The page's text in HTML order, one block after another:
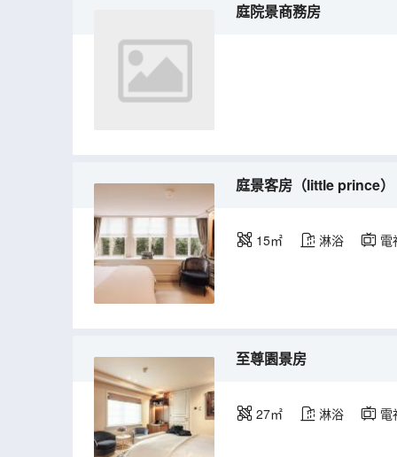
庭院景商務房
庭景客房（little prince）
15㎡ 淋浴 電
至尊園景房
27㎡ 淋浴 電